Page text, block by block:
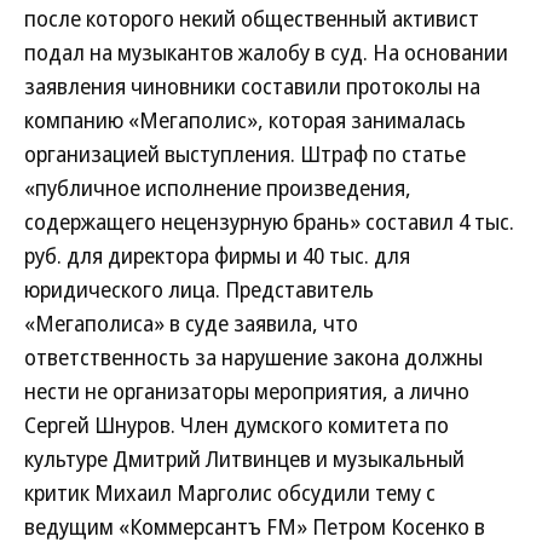
после которого некий общественный активист
подал на музыкантов жалобу в суд. На основании
заявления чиновники составили протоколы на
компанию «Мегаполис», которая занималась
организацией выступления. Штраф по статье
«публичное исполнение произведения,
содержащего нецензурную брань» составил 4 тыс.
руб. для директора фирмы и 40 тыс. для
юридического лица. Представитель
«Мегаполиса» в суде заявила, что
ответственность за нарушение закона должны
нести не организаторы мероприятия, а лично
Сергей Шнуров. Член думского комитета по
культуре Дмитрий Литвинцев и музыкальный
критик Михаил Марголис обсудили тему с
ведущим «Коммерсантъ FM» Петром Косенко в